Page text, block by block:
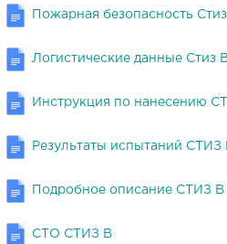
Пожарная безопасность
Логистические данные Стиз
Инструкция по нанесению
Результаты испытаний СТИЗ
Подробное описание СТИЗ В
СТО СТИЗ В